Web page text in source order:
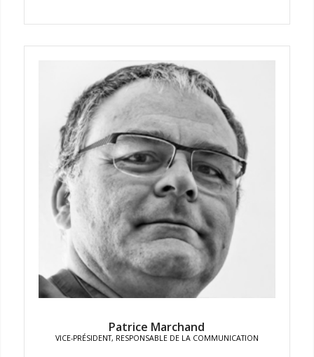
Patrice Marchand
VICE-PRÉSIDENT, RESPONSABLE DE LA COMMUNICATION